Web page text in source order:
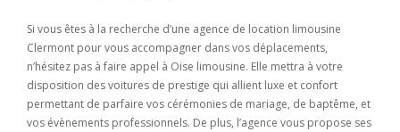
Si vous êtes à la recherche d’une agence de location limousine
Clermont pour vous accompagner dans vos déplacements,
n’hésitez pas à faire appel à Oise limousine. Elle mettra à votre
disposition des voitures de prestige qui allient luxe et confort
permettant de parfaire vos cérémonies de mariage, de baptême, et
vos évènements professionnels. De plus, l’agence vous propose ses